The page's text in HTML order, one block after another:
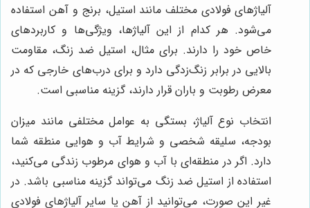
آلیاژهای فولادی مختلف مانند استیل، برنج و آهن استفاده
می‌شود. هر کدام از این آلیاژها، ویژگی‌ها و کاربردهای
خاص خود را دارند. برای مثال، استیل ضد زنگ، مقاومت
بالایی در برابر زنگ‌زدگی دارد و برای درب‌های خارجی که در
معرض رطوبت و باران قرار دارند، گزینه مناسبی است.
انتخاب نوع آلیاژ، بستگی به عوامل مختلفی مانند میزان
بودجه، سلیقه شخصی و شرایط آب و هوایی منطقه شما
دارد. اگر در منطقه‌ای با آب و هوای مرطوب زندگی می‌کنید،
استفاده از استیل ضد زنگ می‌تواند گزینه مناسبی باشد. در
غیر این صورت، می‌توانید از آهن یا سایر آلیاژهای فولادی